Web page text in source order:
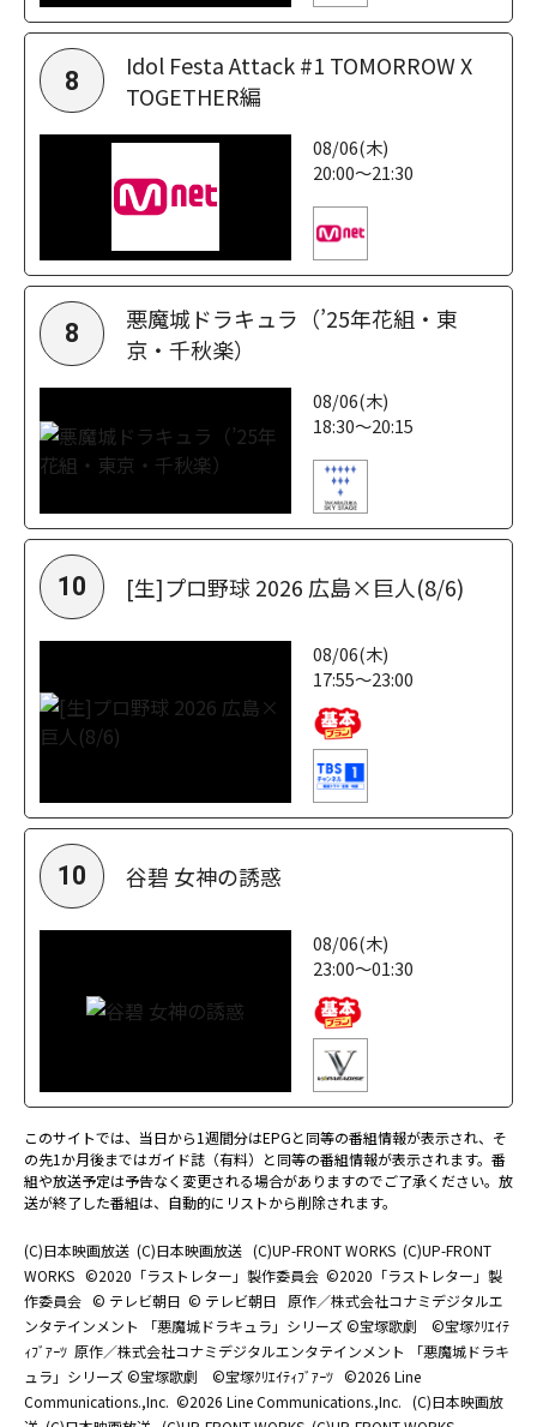
8
Idol Festa Attack #1 TOMORROW X
TOGETHER編
08/06(木)
20:00～21:30
8
悪魔城ドラキュラ（’25年花組・東
京・千秋楽）
08/06(木)
18:30～20:15
10 [生]プロ野球 2026 広島×巨人(8/6)
08/06(木)
17:55～23:00
10 谷碧 女神の誘惑
08/06(木)
23:00～01:30
このサイトでは、当日から1週間分はEPGと同等の番組情報が表示され、そ
の先1か月後まではガイド誌（有料）と同等の番組情報が表示されます。番
組や放送予定は予告なく変更される場合がありますのでご了承ください。放
送が終了した番組は、自動的にリストから削除されます。
(C)日本映画放送 (C)日本映画放送 (C)UP-FRONT WORKS (C)UP-FRONT
WORKS ©2020「ラストレター」製作委員会 ©2020「ラストレター」製
作委員会 © テレビ朝日 © テレビ朝日
原作／株式会社コナミデジタルエ
ンタテインメント 「悪魔城ドラキュラ」シリーズ ©宝塚歌劇 ©宝塚ｸﾘｴｲﾃ
ｨﾌﾞｱｰﾂ 原作／株式会社コナミデジタルエンタテインメント 「悪魔城ドラキ
ュラ」シリーズ ©宝塚歌劇 ©宝塚ｸﾘｴｲﾃｨﾌﾞｱｰﾂ ©2026 Line
Communications.,Inc. ©2026 Line Communications.,Inc. (C)日本映画放